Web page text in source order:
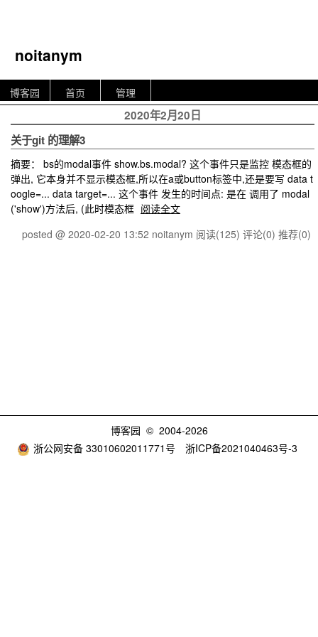
noitanym
博客园 首页 管理
2020年2月20日
关于git 的理解3
摘要： bs的modal事件 show.bs.modal? 这个事件只是监控 模态框的
弹出, 它本身并不显示模态框,所以在a或button标签中,还是要写 data t
oogle=... data target=... 这个事件 发生的时间点: 是在 调用了 modal
('show')方法后, (此时模态框 阅读全文
posted @ 2020-02-20 13:52 noitanym 阅读(125) 评论(0) 推荐(0)
博客园 © 2004-2026
浙公网安备 33010602011771号
浙ICP备2021040463号-3